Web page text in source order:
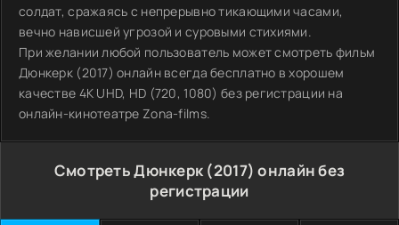
солдат, сражаясь с непрерывно тикающими часами,
вечно нависшей угрозой и суровыми стихиями.
При желании любой пользователь может смотреть фильм
Дюнкерк (2017) онлайн всегда бесплатно в хорошем
качестве 4K UHD, HD (720, 1080) без регистрации на
онлайн-кинотеатре Zona-films.
Смотреть Дюнкерк (2017) онлайн без
регистрации